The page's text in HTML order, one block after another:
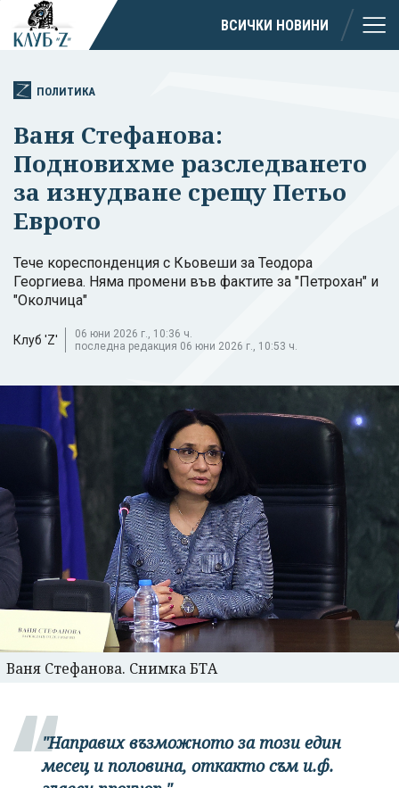
ВСИЧКИ НОВИНИ
ПОЛИТИКА
Ваня Стефанова:
Подновихме разследването
за изнудване срещу Петьо
Еврото
Тече кореспонденция с Кьовеши за Теодора
Георгиева. Няма промени във фактите за "Петрохан" и
"Околчица"
Клуб 'Z'
06 юни 2026 г., 10:36 ч.
последна редакция 06 юни 2026 г., 10:53 ч.
Ваня Стефанова. Снимка БТА
"Направих възможното за този един
месец и половина, откакто съм и.ф.